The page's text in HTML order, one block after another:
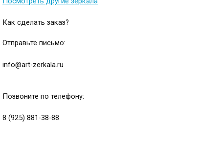
Как сделать заказ?
Отправьте письмо:
info@art-zerkala.ru
Позвоните по телефону:
8 (925) 881-38-88